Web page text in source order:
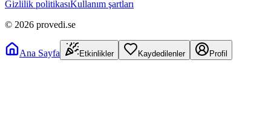
Gizlilik politikasıKullanım şartları
© 2026 provedi.se
Ana Sayfa Etkinlikler Kaydedilenler Profil